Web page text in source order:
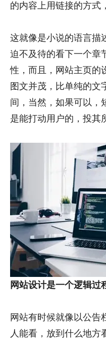
的内容上用链接的方式
这就像是小说的语言描
迫不及待的看下一个章
性，而且，网站主页的
图文并茂，比单纯的文
间，当然，如果可以，
是能打动用户的，投其
网站设计是一个逻辑过
网站有时候就像以公告
人能看，放到什么地方